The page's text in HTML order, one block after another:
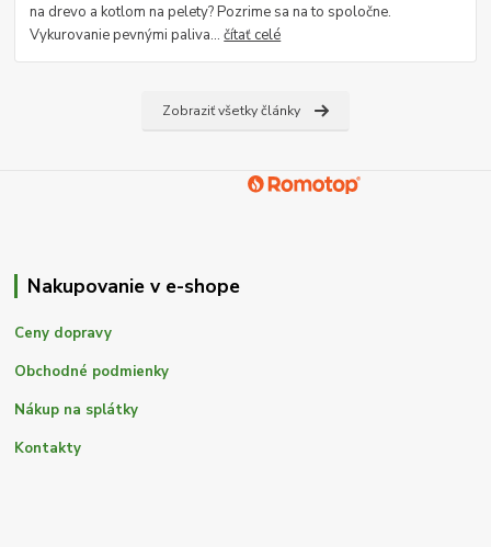
na drevo a kotlom na pelety? Pozrime sa na to spoločne.
Vykurovanie pevnými paliva...čítať celé
Zobraziť všetky články
Nakupovanie v e-shope
Ceny dopravy
Obchodné podmienky
Nákup na splátky
Kontakty